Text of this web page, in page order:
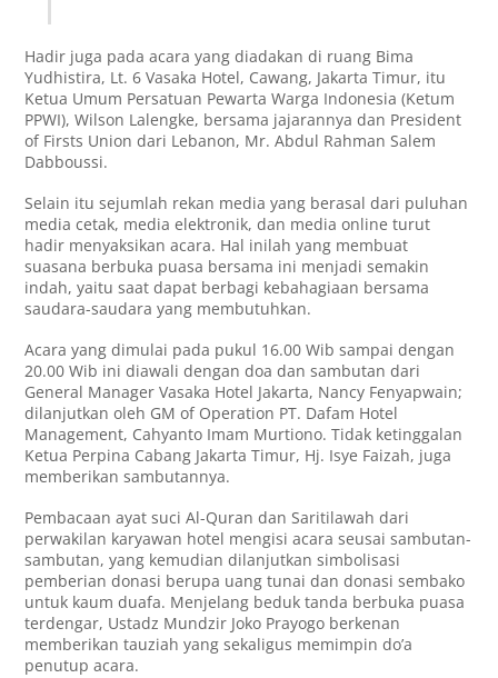
Hadir juga pada acara yang diadakan di ruang Bima
Yudhistira, Lt. 6 Vasaka Hotel, Cawang, Jakarta Timur, itu
Ketua Umum Persatuan Pewarta Warga Indonesia (Ketum
PPWI), Wilson Lalengke, bersama jajarannya dan President
of Firsts Union dari Lebanon, Mr. Abdul Rahman Salem
Dabboussi.
Selain itu sejumlah rekan media yang berasal dari puluhan
media cetak, media elektronik, dan media online turut
hadir menyaksikan acara. Hal inilah yang membuat
suasana berbuka puasa bersama ini menjadi semakin
indah, yaitu saat dapat berbagi kebahagiaan bersama
saudara-saudara yang membutuhkan.
Acara yang dimulai pada pukul 16.00 Wib sampai dengan
20.00 Wib ini diawali dengan doa dan sambutan dari
General Manager Vasaka Hotel Jakarta, Nancy Fenyapwain;
dilanjutkan oleh GM of Operation PT. Dafam Hotel
Management, Cahyanto Imam Murtiono. Tidak ketinggalan
Ketua Perpina Cabang Jakarta Timur, Hj. Isye Faizah, juga
memberikan sambutannya.
Pembacaan ayat suci Al-Quran dan Saritilawah dari
perwakilan karyawan hotel mengisi acara seusai sambutan-
sambutan, yang kemudian dilanjutkan simbolisasi
pemberian donasi berupa uang tunai dan donasi sembako
untuk kaum duafa. Menjelang beduk tanda berbuka puasa
terdengar, Ustadz Mundzir Joko Prayogo berkenan
memberikan tauziah yang sekaligus memimpin do’a
penutup acara.